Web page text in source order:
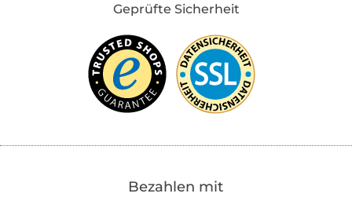
Geprüfte Sicherheit
Bezahlen mit